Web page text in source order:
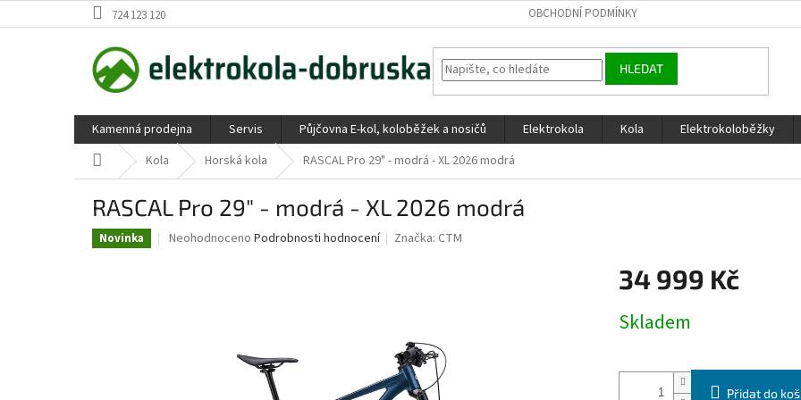
na
724 123 120 OBCHODNÍ PODMÍNKY
HLEDAT
Kamenná prodejna Servis Půjčovna E-kol, koloběžek a nosičů Elektrokola Kola Elektrokoloběžky
Domů Kola Horská kola RASCAL Pro 29" - modrá - XL 2026 modrá
RASCAL Pro 29" - modrá - XL 2026 modrá
Novinka
Průměrné
Neohodnoceno Podrobnosti hodnocení Značka: CTM
34 999 Kč
cena:
Skladem
Přidat do